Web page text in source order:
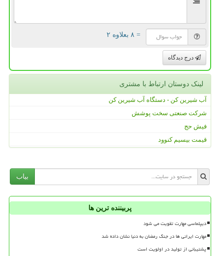
= ۸ بعلاوه ۲
درج دیدگاه
لینک دوستان ارتباط با مشتری
آب شیرین کن - دستگاه آب شیرین کن
شرکت صنعتی سخت پوشش
فیش حج
قیمت بیسیم کنوود
بیاب
پربیننده ترین ها
دیپلماسی مهارت تقویت می شود
مهارت ایرانی ها در جنگ رمضان به دنیا نشان داده شد
پشتیبانی از تولید در اولویت است